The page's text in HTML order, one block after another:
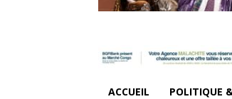
ACCUEIL POLITIQUE